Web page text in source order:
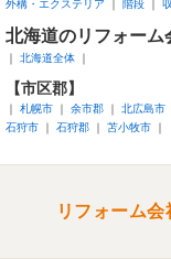
外構・エクステリア
階段
北海道のリフォーム
北海道全体
【市区郡】
札幌市 余市郡 北広島市
石狩市
石狩郡 苫小牧市
リフォーム